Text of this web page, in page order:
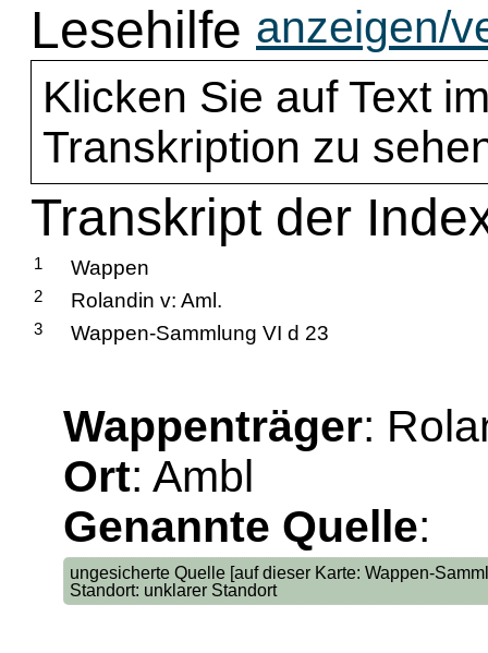
Lesehilfe anzeigen/
Klicken Sie auf Text
Transkription zu
Transkript der
1 Wappen
2 Rolandin v: Aml.
3 Wappen-Sammlung VI d 23
Wappenträger:
Ort: Ambl
Genannte Quelle:
ungesicherte Quelle [auf dieser Karte: Wappen-
Standort: unklarer Standort